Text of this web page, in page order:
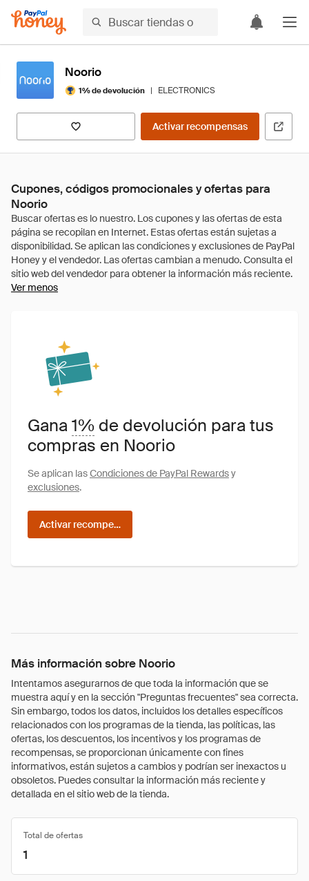
Noorio
1% de devolución | ELECTRONICS
Activar recompensas
Cupones, códigos promocionales y ofertas para
Noorio
Ver menos
Gana1% de devolución para tus
compras en Noorio
Se aplican lasCondiciones de PayPal Rewardsy
exclusiones.
Activar recompensas
Más información sobre Noorio
Intentamos asegurarnos de que toda la información que se
muestra aquí y en la sección "Preguntas frecuentes" sea correcta.
Sin embargo, todos los datos, incluidos los detalles específicos
relacionados con los programas de la tienda, las políticas, las
ofertas, los descuentos, los incentivos y los programas de
recompensas, se proporcionan únicamente con fines
informativos, están sujetos a cambios y podrían ser inexactos u
obsoletos. Puedes consultar la información más reciente y
detallada en el sitio web de la tienda.
Total de ofertas
1